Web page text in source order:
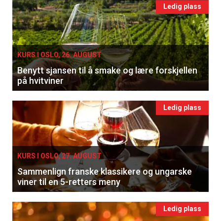
Ledig plass
KURS I OSLO, 26. AUGUST
Benytt sjansen til å smake og lære forskjellen
på hvitviner
Ledig plass
KURS I OSLO, 27. AUGUST
Sammenlign franske klassikere og ungarske
viner til en 5-retters meny
Ledig plass